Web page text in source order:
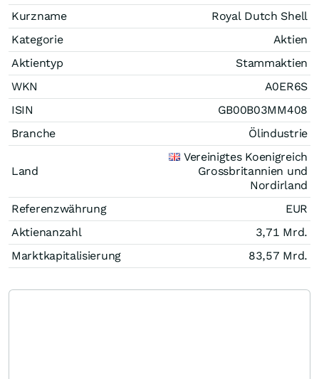
Kurzname
Royal Dutch Shell
Kategorie
Aktien
Aktientyp
Stammaktien
WKN
A0ER6S
ISIN
GB00B03MM408
Branche
Ölindustrie
Land
Vereinigtes Koenigreich
Grossbritannien und
Nordirland
Referenzwährung
EUR
Aktienanzahl
3,71 Mrd.
Marktkapitalisierung
83,57 Mrd.